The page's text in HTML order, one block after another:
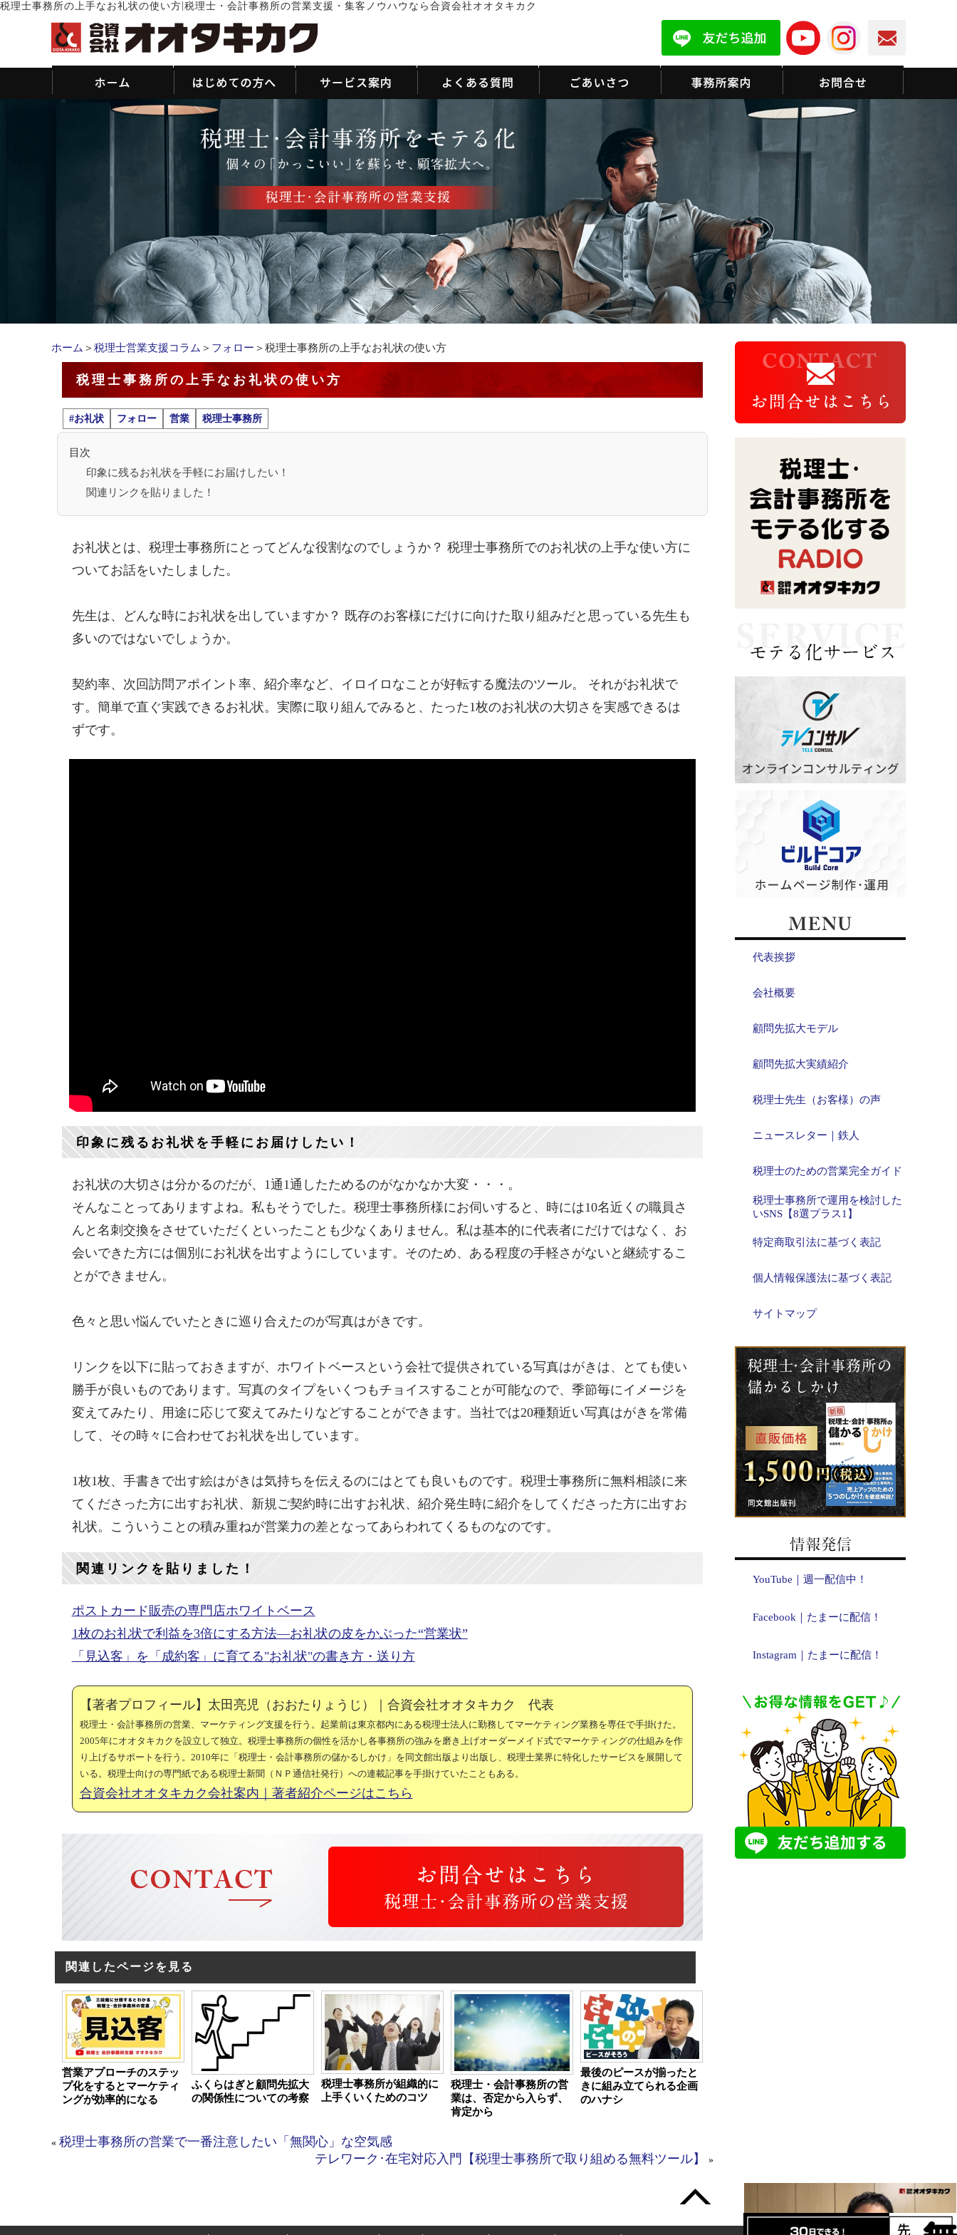
税理士事務所の上手なお礼状の使い方 税理士・会計事務所の営業支援・集客ノウハウなら合資会社オオタキカク
ホーム ＞ 税理士営業支援コラム ＞ フォロー ＞税理士事務所の上手なお礼状の使い方
税理士事務所の上手なお礼状の使い方
#お礼状 フォロー 営業 税理士事務所
目次
印象に残るお礼状を手軽にお届けしたい！
関連リンクを貼りました！
お礼状とは、税理士事務所にとってどんな役割なのでしょうか？ 税理士事務所でのお礼状の上手な使い方に
ついてお話をいたしました。
先生は、どんな時にお礼状を出していますか？ 既存のお客様にだけに向けた取り組みだと思っている先生も
多いのではないでしょうか。
契約率、次回訪問アポイント率、紹介率など、イロイロなことが好転する魔法のツール。 それがお礼状で
す。簡単で直ぐ実践できるお礼状。実際に取り組んでみると、たった1枚のお礼状の大切さを実感できるは
ずです。
印象に残るお礼状を手軽にお届けしたい！
お礼状の大切さは分かるのだが、1通1通したためるのがなかなか大変・・・。
そんなことってありますよね。私もそうでした。税理士事務所様にお伺いすると、時には10名近くの職員さ
んと名刺交換をさせていただくといったことも少なくありません。私は基本的に代表者にだけではなく、お
会いできた方には個別にお礼状を出すようにしています。そのため、ある程度の手軽さがないと継続するこ
とができません。
色々と思い悩んでいたときに巡り合えたのが写真はがきです。
リンクを以下に貼っておきますが、ホワイトベースという会社で提供されている写真はがきは、とても使い
勝手が良いものであります。写真のタイプをいくつもチョイスすることが可能なので、季節毎にイメージを
変えてみたり、用途に応じて変えてみたりなどすることができます。当社では20種類近い写真はがきを常備
して、その時々に合わせてお礼状を出しています。
1枚1枚、手書きで出す絵はがきは気持ちを伝えるのにはとても良いものです。税理士事務所に無料相談に来
てくださった方に出すお礼状、新規ご契約時に出すお礼状、紹介発生時に紹介をしてくださった方に出すお
礼状。こういうことの積み重ねが営業力の差となってあらわれてくるものなのです。
関連リンクを貼りました！
ポストカード販売の専門店ホワイトベース
1枚のお礼状で利益を3倍にする方法―お礼状の皮をかぶった“営業状”
「見込客」を「成約客」に育てる"お礼状"の書き方・送り方
【著者プロフィール】太田亮児（おおたりょうじ）｜合資会社オオタキカク 代表
税理士・会計事務所の営業、マーケティング支援を行う。起業前は東京都内にある税理士法人に勤務してマーケティング業務を専任で手掛けた。
2005年にオオタキカクを設立して独立。税理士事務所の個性を活かし各事務所の強みを磨き上げオーダーメイド式でマーケティングの仕組みを作
り上げるサポートを行う。2010年に「税理士・会計事務所の儲かるしかけ」を同文館出版より出版し、税理士業界に特化したサービスを展開して
いる。税理士向けの専門紙である税理士新聞（ＮＰ通信社発行）への連載記事を手掛けていたこともある。
合資会社オオタキカク会社案内｜著者紹介ページはこちら
関連したページを見る
営業アプローチのステッ
プ化をするとマーケティ
ングが効率的になる
ふくらはぎと顧問先拡大
の関係性についての考察
税理士事務所が組織的に
上手くいくためのコツ
税理士・会計事務所の営
業は、否定から入らず、
肯定から
最後のピースが揃ったと
きに組み立てられる企画
のハナシ
« 税理士事務所の営業で一番注意したい「無関心」な空気感
テレワーク･在宅対応入門【税理士事務所で取り組める無料ツール】
»
代表挨拶
会社概要
顧問先拡大モデル
顧問先拡大実績紹介
税理士先生（お客様）の声
ニュースレター｜鉄人
税理士のための営業完全ガイド
税理士事務所で運用を検討した
いSNS【8選プラス1】
特定商取引法に基づく表記
個人情報保護法に基づく表記
サイトマップ
YouTube｜週一配信中！
Facebook｜たまーに配信！
Instagram｜たまーに配信！